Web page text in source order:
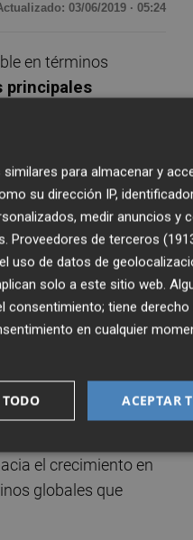
03/06/2019 · 05:24
en términos
principales
través
en la aversión al
activos.
queda reflejado en
en algunos
el constante repunte
de su precio que
la sitúa cerca del
que
el crecimiento en
globales que
para almacenar y
su dirección IP,
medir anuncios y
Proveedores de terceros
uso de datos de
solo a este sitio web.
consentimiento; tiene derecho
en cualquier
ACEPTAR